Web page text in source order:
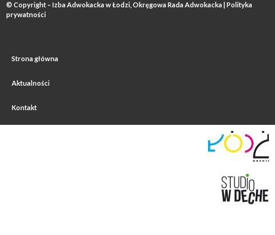
© Copyright – Izba Adwokacka w Łodzi, Okręgowa Rada Adwokacka | Polityka
prywatności
Strona główna
Aktualności
Kontakt